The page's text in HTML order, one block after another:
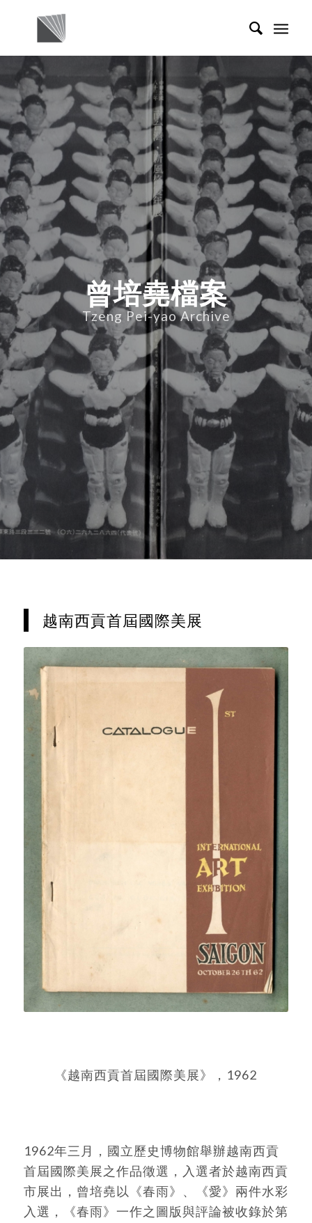
曾培堯檔案
Tzeng Pei-yao Archive
越南西貢首屆國際美展
《越南西貢首屆國際美展》，1962
1962年三月，國立歷史博物館舉辦越南西貢
首屆國際美展之作品徵選，入選者於越南西貢
市展出，曾培堯以《春雨》、《愛》兩件水彩
入選，《春雨》一作之圖版與評論被收錄於第